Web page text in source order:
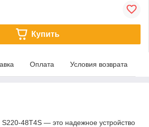
Купить
Оплата Условия возврата
48T4S — это надежное устройство